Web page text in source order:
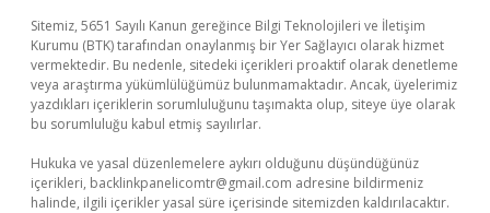
Sitemiz, 5651 Sayılı Kanun gereğince Bilgi Teknolojileri ve İletişim
Kurumu (BTK) tarafından onaylanmış bir Yer Sağlayıcı olarak hizmet
vermektedir. Bu nedenle, sitedeki içerikleri proaktif olarak denetleme
veya araştırma yükümlülüğümüz bulunmamaktadır. Ancak, üyelerimiz
yazdıkları içeriklerin sorumluluğunu taşımakta olup, siteye üye olarak
bu sorumluluğu kabul etmiş sayılırlar.
Hukuka ve yasal düzenlemelere aykırı olduğunu düşündüğünüz
içerikleri, backlinkpanelicomtr@gmail.com adresine bildirmeniz
halinde, ilgili içerikler yasal süre içerisinde sitemizden kaldırılacaktır.